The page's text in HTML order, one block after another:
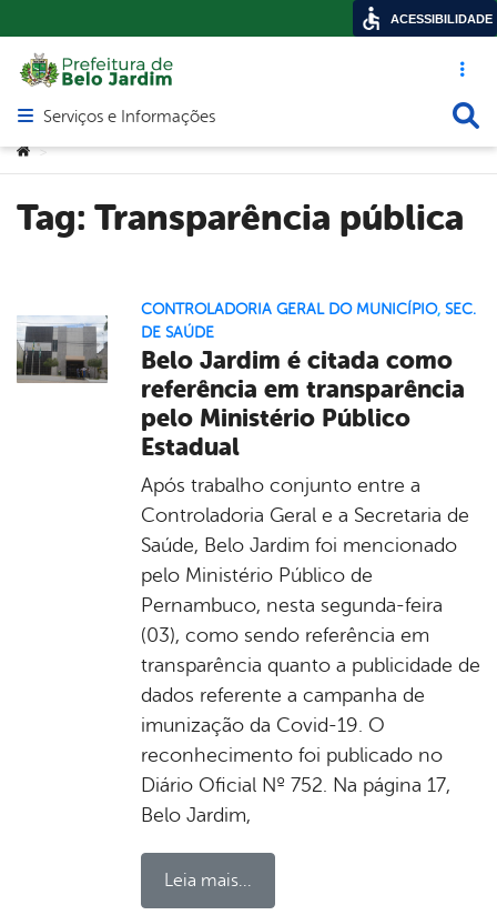
Acesso
Abrir menu principal de navegação
Serviços e Informações
Você está aqui:
>
Tag: Transparência pública
CONTROLADORIA GERAL DO MUNICÍPIO, SEC.
DE SAÚDE
Belo Jardim é citada como
referência em transparência
pelo Ministério Público
Estadual
Após trabalho conjunto entre a
Controladoria Geral e a Secretaria de
Saúde, Belo Jardim foi mencionado
pelo Ministério Público de
Pernambuco, nesta segunda-feira
(03), como sendo referência em
transparência quanto a publicidade de
dados referente a campanha de
imunização da Covid-19. O
reconhecimento foi publicado no
Diário Oficial Nº 752. Na página 17,
Belo Jardim,
Leia mais...
ACESSIBILIDADE